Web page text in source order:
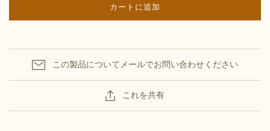
カートに追加
この製品についてメールでお問い合わせください
これを共有